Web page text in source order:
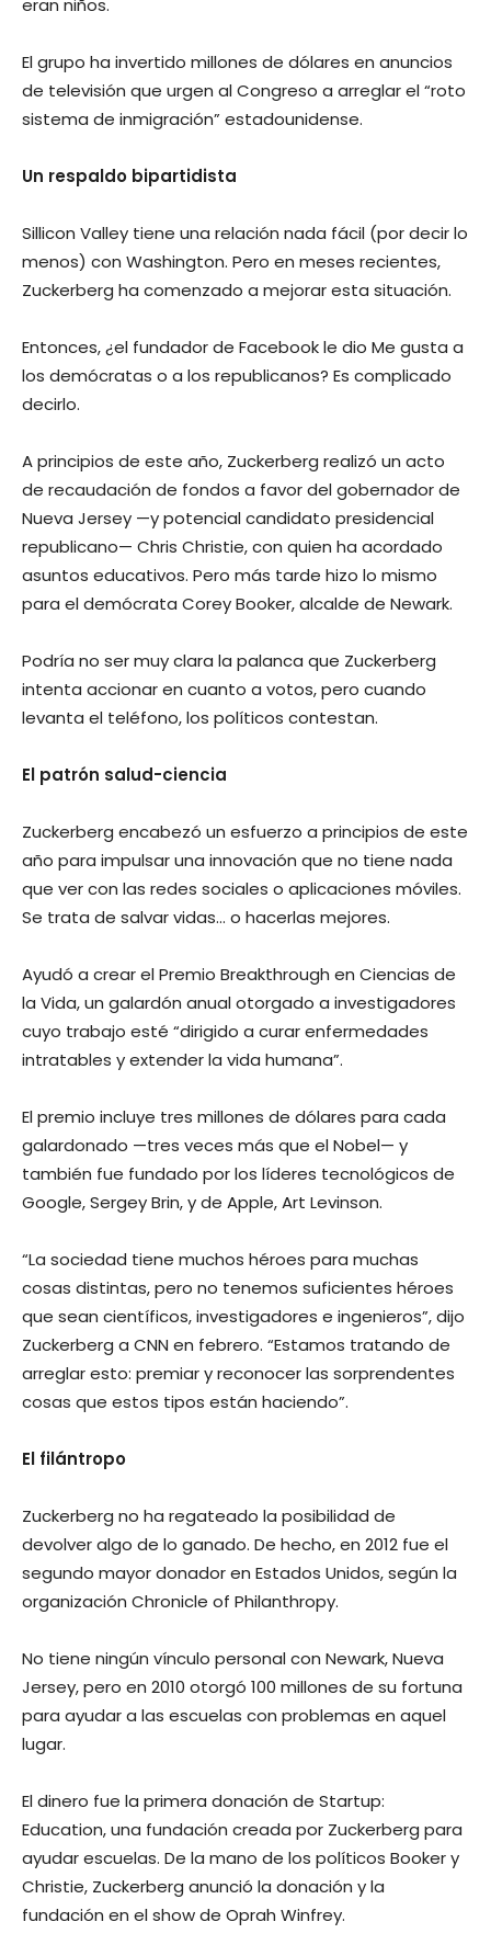
eran niños.
El grupo ha invertido millones de dólares en anuncios
de televisión que urgen al Congreso a arreglar el “roto
sistema de inmigración” estadounidense.
Un respaldo bipartidista
Sillicon Valley tiene una relación nada fácil (por decir lo
menos) con Washington. Pero en meses recientes,
Zuckerberg ha comenzado a mejorar esta situación.
Entonces, ¿el fundador de Facebook le dio Me gusta a
los demócratas o a los republicanos? Es complicado
decirlo.
A principios de este año, Zuckerberg realizó un acto
de recaudación de fondos a favor del gobernador de
Nueva Jersey —y potencial candidato presidencial
republicano— Chris Christie, con quien ha acordado
asuntos educativos. Pero más tarde hizo lo mismo
para el demócrata Corey Booker, alcalde de Newark.
Podría no ser muy clara la palanca que Zuckerberg
intenta accionar en cuanto a votos, pero cuando
levanta el teléfono, los políticos contestan.
El patrón salud-ciencia
Zuckerberg encabezó un esfuerzo a principios de este
año para impulsar una innovación que no tiene nada
que ver con las redes sociales o aplicaciones móviles.
Se trata de salvar vidas… o hacerlas mejores.
Ayudó a crear el Premio Breakthrough en Ciencias de
la Vida, un galardón anual otorgado a investigadores
cuyo trabajo esté “dirigido a curar enfermedades
intratables y extender la vida humana”.
El premio incluye tres millones de dólares para cada
galardonado —tres veces más que el Nobel— y
también fue fundado por los líderes tecnológicos de
Google, Sergey Brin, y de Apple, Art Levinson.
“La sociedad tiene muchos héroes para muchas
cosas distintas, pero no tenemos suficientes héroes
que sean científicos, investigadores e ingenieros”, dijo
Zuckerberg a CNN en febrero. “Estamos tratando de
arreglar esto: premiar y reconocer las sorprendentes
cosas que estos tipos están haciendo”.
El filántropo
Zuckerberg no ha regateado la posibilidad de
devolver algo de lo ganado. De hecho, en 2012 fue el
segundo mayor donador en Estados Unidos, según la
organización Chronicle of Philanthropy.
No tiene ningún vínculo personal con Newark, Nueva
Jersey, pero en 2010 otorgó 100 millones de su fortuna
para ayudar a las escuelas con problemas en aquel
lugar.
El dinero fue la primera donación de Startup:
Education, una fundación creada por Zuckerberg para
ayudar escuelas. De la mano de los políticos Booker y
Christie, Zuckerberg anunció la donación y la
fundación en el show de Oprah Winfrey.